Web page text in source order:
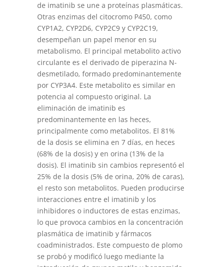
de imatinib se une a proteínas plasmáticas.
Otras enzimas del citocromo P450, como
CYP1A2, CYP2D6, CYP2C9 y CYP2C19,
desempeñan un papel menor en su
metabolismo. El principal metabolito activo
circulante es el derivado de piperazina N-
desmetilado, formado predominantemente
por CYP3A4. Este metabolito es similar en
potencia al compuesto original. La
eliminación de imatinib es
predominantemente en las heces,
principalmente como metabolitos. El 81%
de la dosis se elimina en 7 días, en heces
(68% de la dosis) y en orina (13% de la
dosis). El imatinib sin cambios representó el
25% de la dosis (5% de orina, 20% de caras),
el resto son metabolitos. Pueden producirse
interacciones entre el imatinib y los
inhibidores o inductores de estas enzimas,
lo que provoca cambios en la concentración
plasmática de imatinib y fármacos
coadministrados. Este compuesto de plomo
se probó y modificó luego mediante la